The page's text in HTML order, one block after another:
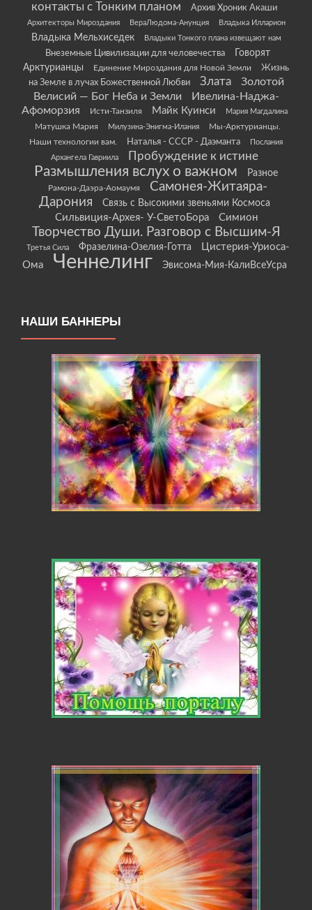
контакты с Тонким планом
Архив Хроник Акаши
Архитекторы Мироздания ВераЛюдома-Анунция Владыка Илларион
Владыка Мельхиседек Владыки Тонкого плана извещают нам
Внеземные Цивилизации для человечества
Говорят
Арктурианцы
Единение Мироздания для Новой Земли
Жизнь
на Земле в лучах Божественной Любви
Злата
Золотой
Велисий — Бог Неба и Земли
Ивелина-Наджа-
Афоморзия
Исти-Танзиля Майк Куинси Мария Магдалина
Матушка Мария Милузина-Энигма-Илания
Мы-Арктурианцы.
Наши технологии вам.
Наталья - СССР - Даэманта
Послания
Архангела Гавриила
Пробуждение к истине
Размышления вслух о важном Разное
Рамона-Даэра-Аомаумя
Самонея-Житаяра-
Дарония
Связь с Высокими звеньями Космоса
Сильвиция-Архея- У-СветоБора Симион
Творчество Души. Разговор с Высшим-Я
Третья Сила Фразелина-Озелия-Готта
Цистерия-Уриоса-
Ома
Ченнелинг Эвисома-Мия-КалиВсеУсра
НАШИ БАННЕРЫ